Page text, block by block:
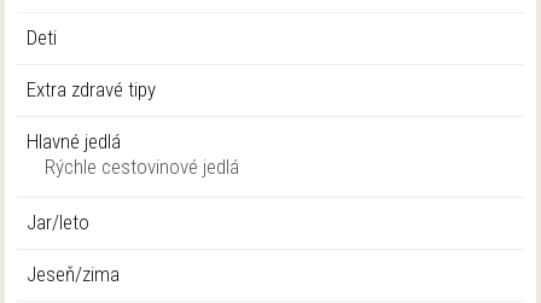
Deti
Extra zdravé tipy
Hlavné jedlá
Rýchle cestovinové jedlá
Jar/leto
Jeseň/zima